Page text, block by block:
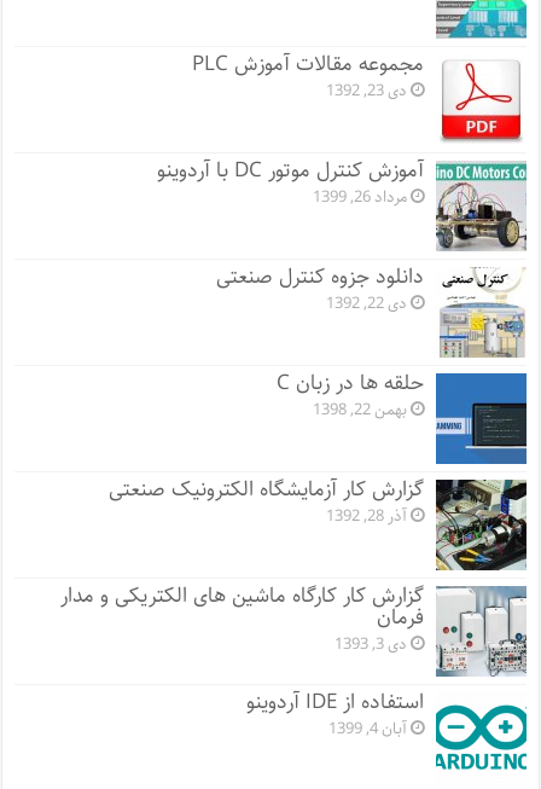
مجموعه مقالات آموزش PLC
دی 23, 1392
آموزش کنترل موتور DC با آردوینو
مرداد 26, 1399
دانلود جزوه کنترل صنعتی
دی 22, 1392
حلقه ها در زبان C
بهمن 22, 1398
گزارش کار آزمایشگاه الکترونیک صنعتی
آذر 28, 1392
گزارش کار کارگاه ماشین های الکتریکی و مدار
فرمان
دی 3, 1393
استفاده از IDE آردوینو
آبان 4, 1399